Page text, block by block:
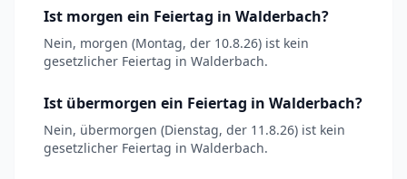
Ist morgen ein Feiertag in Walderbach?
Nein, morgen (Montag, der 10.8.26) ist kein
gesetzlicher Feiertag in Walderbach.
Ist übermorgen ein Feiertag in Walderbach?
Nein, übermorgen (Dienstag, der 11.8.26) ist kein
gesetzlicher Feiertag in Walderbach.